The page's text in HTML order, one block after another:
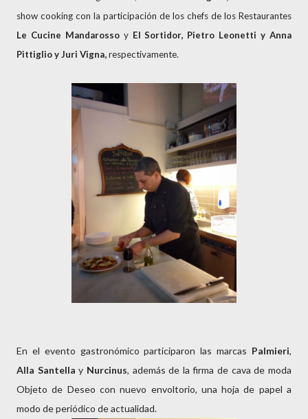
show cooking con la participación de los chefs de los Restaurantes
Le Cucine Mandarosso y El Sortidor, Pietro Leonetti y Anna
Pittiglio y Juri Vigna,respectivamente.
En el evento gastronómico participaron las marcas Palmieri,
Alla Santella y Nurcinus, además de la firma de cava de moda
Objeto de Deseo con nuevo envoltorio, una hoja de papel a
modo de periódico de actualidad.